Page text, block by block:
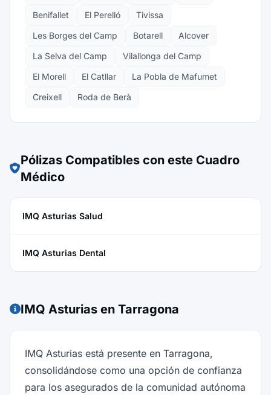
Benifallet
El Perelló
Tivissa
Les Borges del Camp
Botarell
Alcover
La Selva del Camp
Vilallonga del Camp
El Morell
El Catllar
La Pobla de Mafumet
Creixell
Roda de Berà
Pólizas Compatibles con este Cuadro
Médico
IMQ Asturias Salud
IMQ Asturias Dental
IMQ Asturias en Tarragona
IMQ Asturias está presente en Tarragona,
consolidándose como una opción de confianza
para los asegurados de la comunidad autónoma